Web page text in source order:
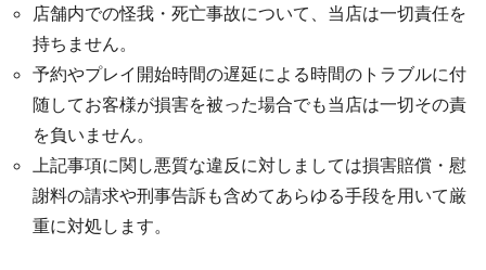
店舗内での怪我・死亡事故について、当店は一切責任を
持ちません。
予約やプレイ開始時間の遅延による時間のトラブルに付
随してお客様が損害を被った場合でも当店は一切その責
を負いません。
上記事項に関し悪質な違反に対しましては損害賠償・慰
謝料の請求や刑事告訴も含めてあらゆる手段を用いて厳
重に対処します。